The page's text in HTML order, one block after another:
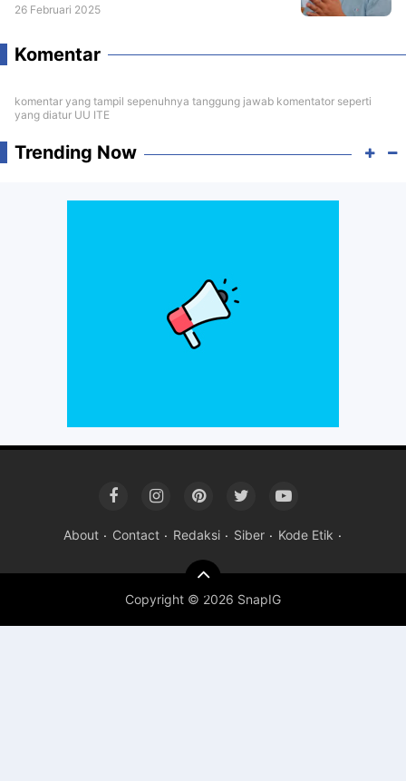
26 Februari 2025
Komentar
komentar yang tampil sepenuhnya tanggung jawab komentator seperti
yang diatur UU ITE
Trending Now
About Contact Redaksi Siber Kode Etik
Copyright © 2026 SnapIG